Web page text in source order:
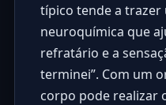
típico tende a
neuroquímica que
refratário e a
terminei”. Com um
corpo pode realizar